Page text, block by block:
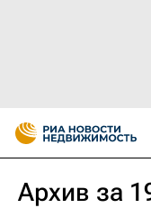
Архив за